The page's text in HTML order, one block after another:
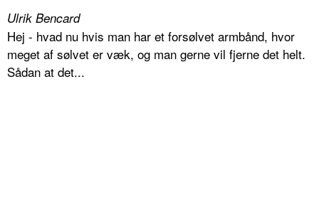
Ulrik Bencard
Hej - hvad nu hvis man har et forsølvet armbånd, hvor
meget af sølvet er væk, og man gerne vil fjerne det helt.
Sådan at det...